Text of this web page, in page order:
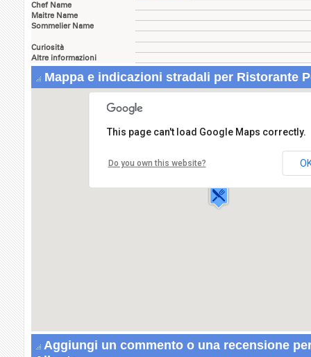
Chef Name
Maitre Name
Sommelier Name
Curiosità
Altre informazioni
Mappa e indicazioni stradali per Ristorante
Ristorante Perasso Alberto
Via XX Settembre,28
15060 SILVANO D'ORBA
This page can't load Google Maps correctly.
Do you own this website?
Aggiungi un commento o una recensione